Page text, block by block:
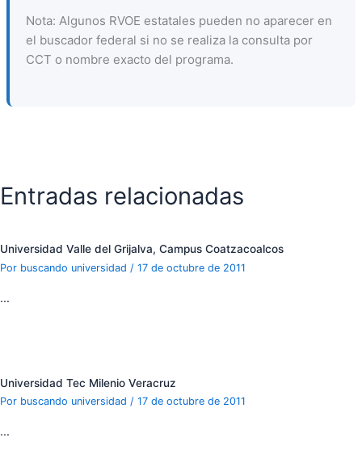
Nota: Algunos RVOE estatales pueden no aparecer en
el buscador federal si no se realiza la consulta por
CCT o nombre exacto del programa.
Entradas relacionadas
Universidad Valle del Grijalva, Campus Coatzacoalcos
Por buscando universidad / 17 de octubre de 2011
…
Universidad Tec Milenio Veracruz
Por buscando universidad / 17 de octubre de 2011
…